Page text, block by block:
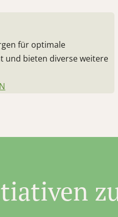
für optimale
und bieten diverse weitere